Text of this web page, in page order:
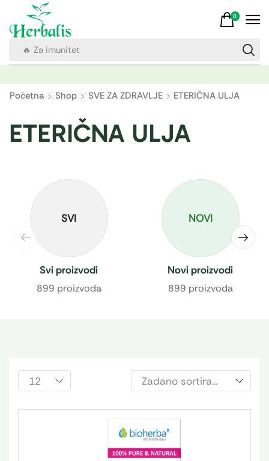
🔥 Za imunitet
0
Početna Shop SVE ZA ZDRAVLJE ETERIČNA ULJA
ETERIČNA ULJA
SVI
Svi proizvodi
899 proizvoda
NOVI
Novi proizvodi
899 proizvoda